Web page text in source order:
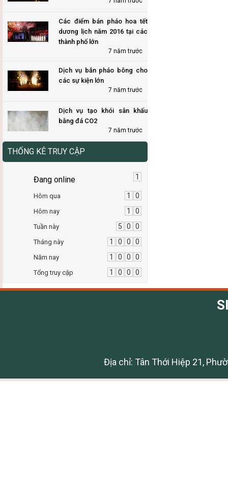
Các điểm bán pháo hoa tết
dương lịch năm 2016 tại các
thành phố lớn
7 năm trước
Dịch vụ bắn pháo bông cho
các sự kiện lớn
7 năm trước
Dịch vụ tạo khói sân khấu
bằng đá CO2
7 năm trước
THỐNG KÊ TRUY CẬP
Đang online 1
Hôm qua 1 0
Hôm nay 1 0
Tuần này 5 0 0
Tháng này 1 0 0 0
Năm nay 1 0 0 0
Tổng truy cập 1 0 0 0
Địa chỉ: Tân Thới Hiệp 21,